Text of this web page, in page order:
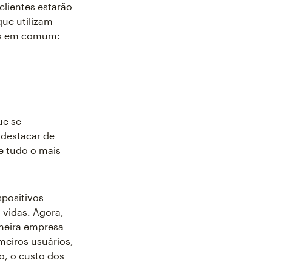
estarão
utilizam
em comum:
se
de
tudo o mais
Agora,
empresa
usuários,
o custo dos